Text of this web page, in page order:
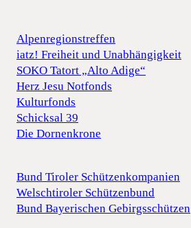
Alpenregionstreffen
iatz! Freiheit und Unabhängigkeit
SOKO Tatort „Alto Adige“
Herz Jesu Notfonds
Kulturfonds
Schicksal 39
Die Dornenkrone
Bund Tiroler Schützenkompanien
Welschtiroler Schützenbund
Bund Bayerischen Gebirgsschützen